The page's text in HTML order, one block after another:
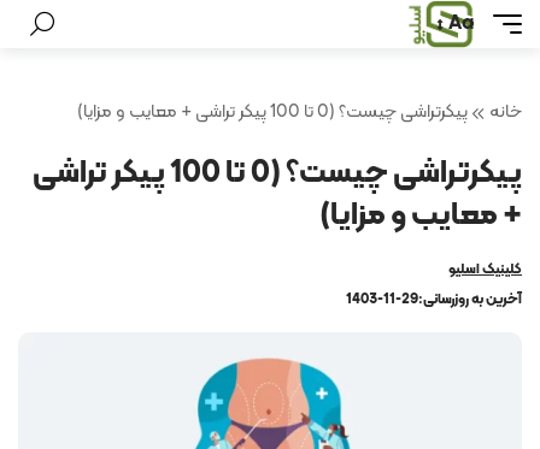
Aa
خانه پیکرتراشی چیست؟ (0 تا 100 پیکر تراشی + معایب و مزایا)
پیکرتراشی چیست؟ (0 تا 100 پیکر تراشی
+ معایب و مزایا)
آخرین به روزرسانی:1403-11-29
کلینیک اسلیو